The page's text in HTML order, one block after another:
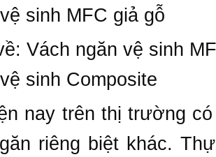
sinh MFC giả gỗ
Vách ngăn vệ sinh
sinh Composite
nay trên thị trường
riêng biệt khác.